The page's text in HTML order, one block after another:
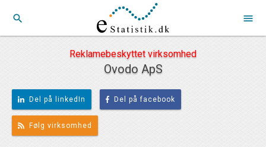
search menu
Reklamebeskyttet virksomhed
Ovodo ApS
Del på linkedIn Del på facebook
Følg virksomhed